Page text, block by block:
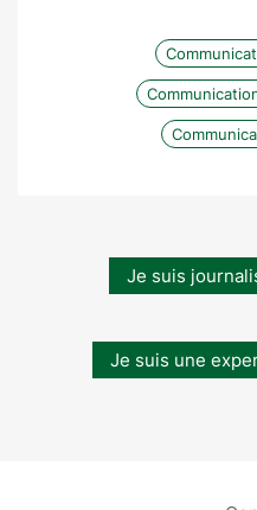
Je suis
Je suis une